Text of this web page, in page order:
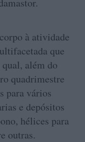
à atividade
que
qual, além do
quadrimestre
para vários
e depósitos
hélices para
outras.